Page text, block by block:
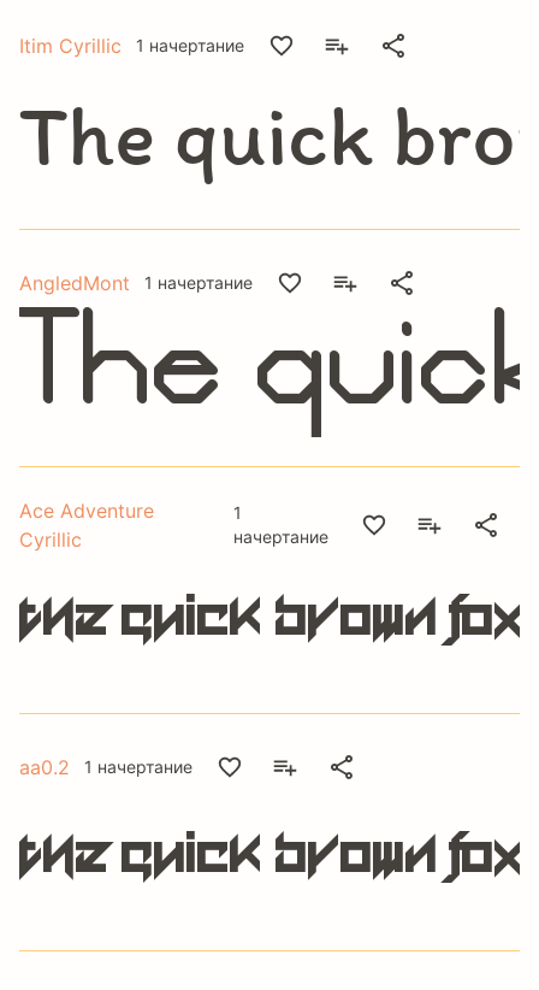
Itim Cyrillic 1 начертание
The quick
AngledMont 1 начертание
The
Ace Adventure
Cyrillic
1
начертание
The quick brown
aa0.2 1 начертание
The quick brown